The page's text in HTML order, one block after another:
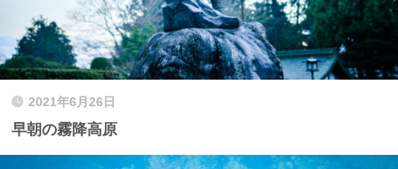
2021年6月26日
早朝の霧降高原